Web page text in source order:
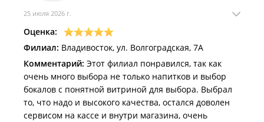
25 июля 2026 г.
Оценка:
Филиал: Владивосток, ул. Волгоградская, 7А
Комментарий: Этот филиал понравился, так как
очень много выбора не только напитков и выбор
бокалов с понятной витриной для выбора. Выбрал
то, что надо и высокого качества, остался доволен
сервисом на кассе и внутри магазина, очень